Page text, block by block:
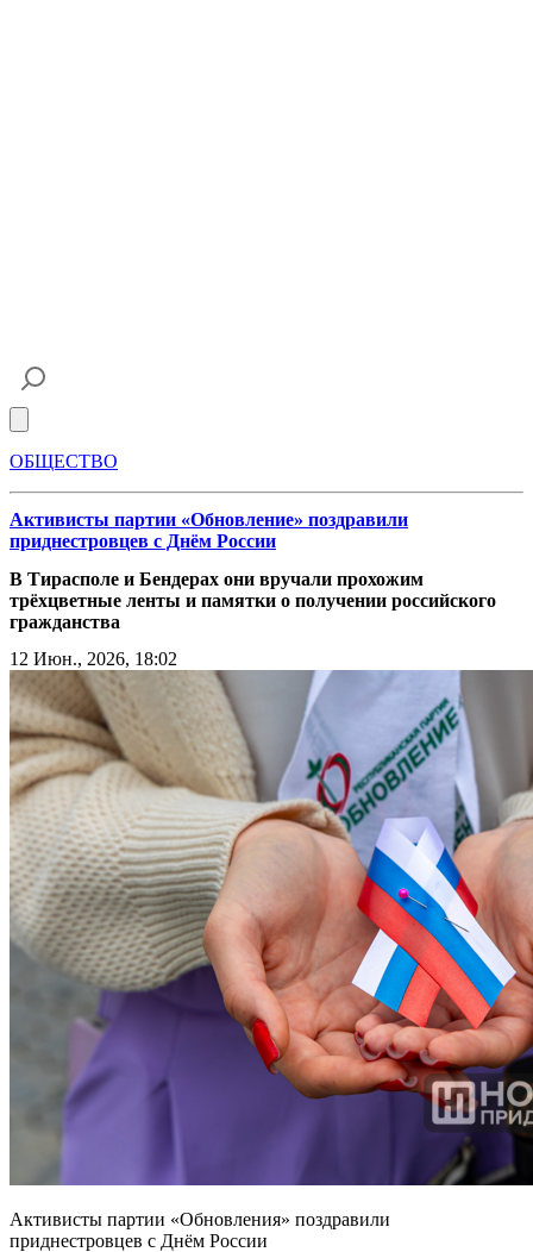
ОБЩЕСТВО
Активисты партии «Обновление» поздравили
приднестровцев с Днём России
В Тирасполе и Бендерах они вручали прохожим
трёхцветные ленты и памятки о получении российского
гражданства
12 Июн., 2026, 18:02
Активисты партии «Обновления» поздравили
приднестровцев с Днём России